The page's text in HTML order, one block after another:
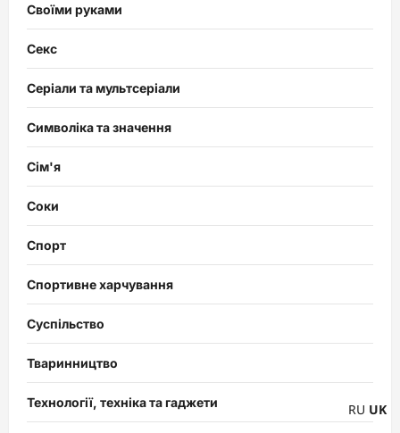
Своїми руками
Секс
Серіали та мультсеріали
Символіка та значення
Сім'я
Соки
Спорт
Спортивне харчування
Суспільство
Тваринництво
Технології, техніка та гаджети RU UK